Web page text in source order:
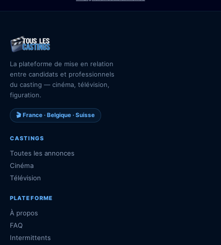
La plateforme de mise en relation
entre candidats et professionnels
du casting — cinéma, télévision,
figuration.
🎬 France · Belgique · Suisse
CASTINGS
Toutes les annonces
Cinéma
Télévision
PLATEFORME
À propos
FAQ
Intermittents